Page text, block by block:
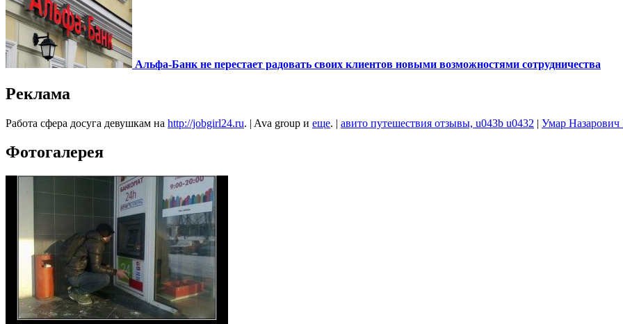
Альфа-Банк не перестает радовать своих клиентов новыми возможностями сотрудничества
Реклама
Работа сфера досуга девушкам на http://jobgirl24.ru. | Ava group и еще. | авито путешествия отзывы, u043b u0432 | Умар
Фотогалерея